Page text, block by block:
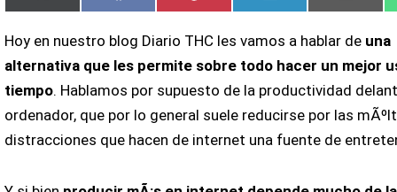
en
(Twitter)
en
en
en
en
Hoy en nuestro blog Diario THC les vamos a hablar de una
alternativa que les permite sobre todo hacer un mejor
tiempo. Hablamos por supuesto de la productividad
ordenador, que por lo general suele reducirse por las
distracciones que hacen de internet una fuente de